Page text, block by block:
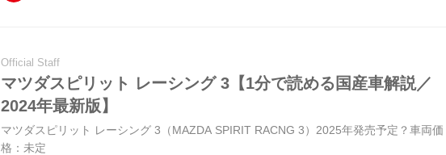
Official Staff
マツダスピリット レーシング 3【1分で読める国産車解説／
2024年最新版】
マツダスピリット レーシング 3（MAZDA SPIRIT RACNG 3）2025年発売予定？車両価
格：未定